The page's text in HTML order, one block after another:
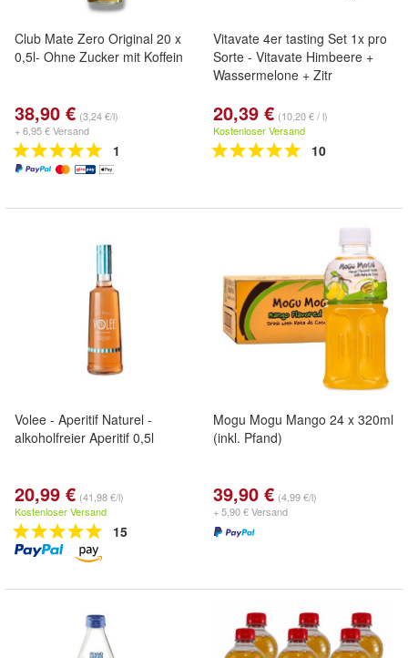
Club Mate Zero Original 20 x
0,5l- Ohne Zucker mit Koffein
38,90 € (3,24 €/l)
+ 6,95 € Versand
1
Vitavate 4er tasting Set 1x pro
Sorte - Vitavate Himbeere +
Wassermelone + Zitr
20,39 € (10,20 € / l)
Kostenloser Versand
10
Volee - Aperitif Naturel -
alkoholfreier Aperitif 0,5l
20,99 € (41,98 €/l)
Kostenloser Versand
15
Mogu Mogu Mango 24 x 320ml
(inkl. Pfand)
39,90 € (4,99 €/l)
+ 5,90 € Versand